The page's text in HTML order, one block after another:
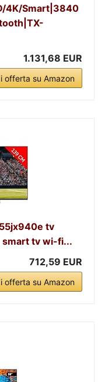
4K/Smart|3840
1.131,68 EUR
offerta su Amazon
tv
smart tv wi-fi...
712,59 EUR
offerta su Amazon